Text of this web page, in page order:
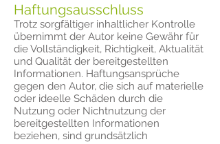
Haftungsausschluss
Trotz sorgfältiger inhaltlicher Kontrolle
übernimmt der Autor keine Gewähr für
die Vollständigkeit, Richtigkeit, Aktualität
und Qualität der bereitgestellten
Informationen. Haftungsansprüche
gegen den Autor, die sich auf materielle
oder ideelle Schäden durch die
Nutzung oder Nichtnutzung der
bereitgestellten Informationen
beziehen, sind grundsätzlich